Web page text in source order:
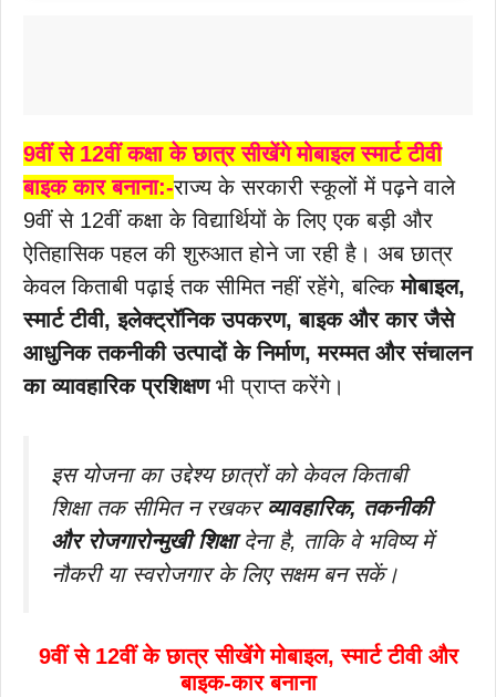
9वीं से 12वीं कक्षा के छात्र सीखेंगे मोबाइल स्मार्ट टीवी
बाइक कार बनाना:-राज्य के सरकारी स्कूलों में पढ़ने वाले
9वीं से 12वीं कक्षा के विद्यार्थियों के लिए एक बड़ी और
ऐतिहासिक पहल की शुरुआत होने जा रही है। अब छात्र
केवल किताबी पढ़ाई तक सीमित नहीं रहेंगे, बल्किमोबाइल,
स्मार्ट टीवी, इलेक्ट्रॉनिक उपकरण, बाइक और कार जैसे
आधुनिक तकनीकी उत्पादों के निर्माण, मरम्मत और संचालन
का व्यावहारिक प्रशिक्षणभी प्राप्त करेंगे।
इस योजना का उद्देश्य छात्रों को केवल किताबी
शिक्षा तक सीमित न रखकर व्यावहारिक, तकनीकी
और रोजगारोन्मुखी शिक्षादेना है, ताकि वे भविष्य में
नौकरी या स्वरोजगार के लिए सक्षम बन सकें।
9वीं से 12वीं के छात्र सीखेंगे मोबाइल, स्मार्ट टीवी और
बाइक-कार बनाना